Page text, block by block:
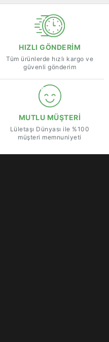
HIZLI GÖNDERİM
Tüm ürünlerde hızlı kargo ve
güvenli gönderim
MUTLU MÜŞTERİ
Lületaşı Dünyası ile %100
müşteri memnuniyeti